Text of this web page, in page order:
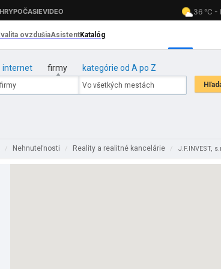
internet firmy kategórie od A po Z
/ Nehnuteľnosti / Reality a realitné kancelárie / J.F.INVEST,